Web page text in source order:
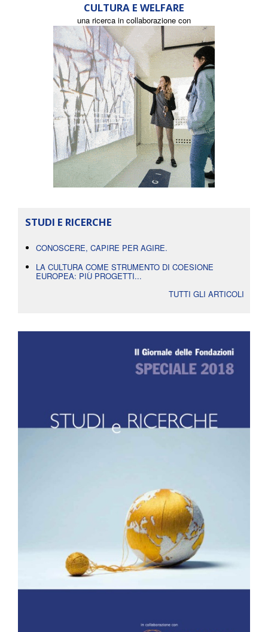
CULTURA E WELFARE
una ricerca in collaborazione con
STUDI E RICERCHE
CONOSCERE, CAPIRE PER AGIRE.
LA CULTURA COME STRUMENTO DI COESIONE
EUROPEA: PIÙ PROGETTI...
TUTTI GLI ARTICOLI